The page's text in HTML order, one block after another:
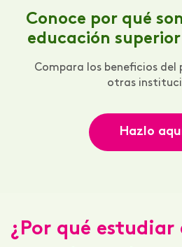
Conoce por qué
educación
Compara los beneficios
otras
Hazlo
¿Por qué estudiar